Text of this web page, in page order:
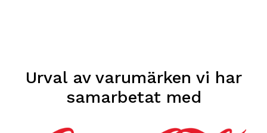
Urval av varumärken vi har
samarbetat med